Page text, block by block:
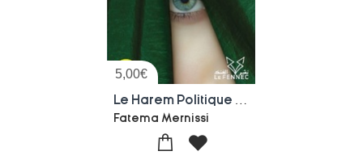
5,00€
Fatema Mernissi